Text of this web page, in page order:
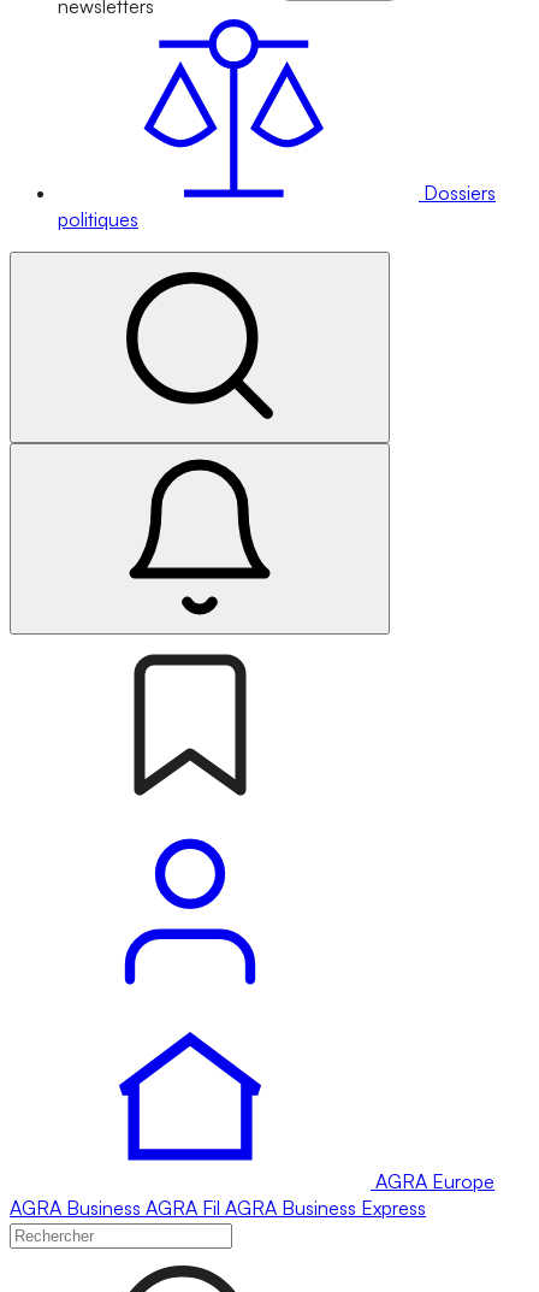
newsletters
Dossiers
politiques
AGRA Europe
AGRA Business AGRA Fil AGRA Business Express